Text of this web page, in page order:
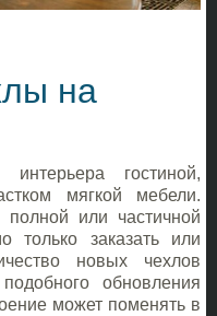
на
гостиной,
мягкой мебели.
или частичной
только заказать или
новых чехлов
обновления
может поменять в